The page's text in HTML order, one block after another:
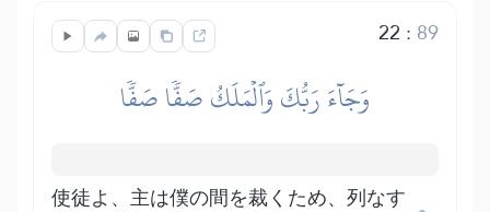
22 : 89
وَجَآءَ رَبُّكَ وَٱلۡمَلَكُ صَفّٗا صَفّٗا
使徒よ、主は僕の間を裁くため、列なす